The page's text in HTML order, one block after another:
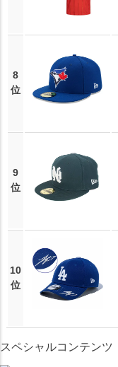
8
位
9
位
10
位
スペシャルコンテンツ